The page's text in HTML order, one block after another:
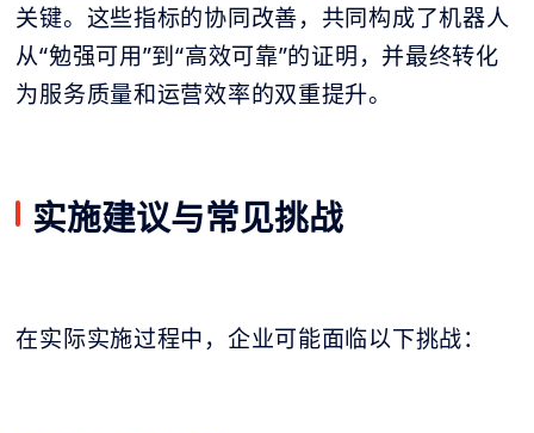
关键。这些指标的协同改善，共同构成了机器人
从“勉强可用”到“高效可靠”的证明，并最终转化
为服务质量和运营效率的双重提升。
实施建议与常见挑战
在实际实施过程中，企业可能面临以下挑战：